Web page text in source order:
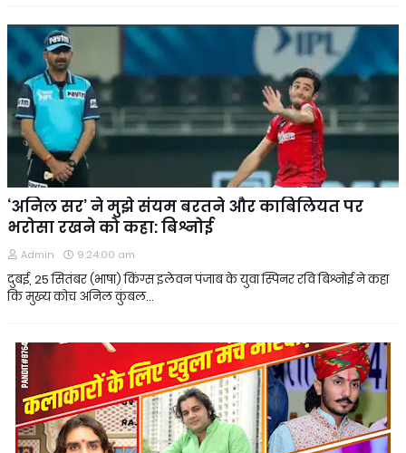
‘अनिल सर’ ने मुझे संयम बरतने और काबिलियत पर
भरोसा रखने को कहा: बिश्नोई
Admin 9:24:00 am
दुबई, 25 सितंबर (भाषा) किंग्स इलेवन पंजाब के युवा स्पिनर रवि बिश्नोई ने कहा
कि मुख्य कोच अनिल कुंबल…